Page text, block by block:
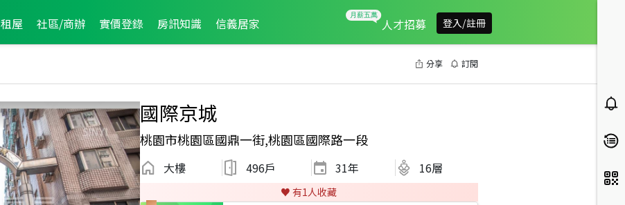
租屋 社區/商辦 實價登錄 房訊知識 信義居家 人才招募 登入/註冊
分享 訂閱
國際京城
桃園市桃園區國鼎一街,桃園區國際路一段
大樓 496戶 31年 16層
♥️ 有1人收藏